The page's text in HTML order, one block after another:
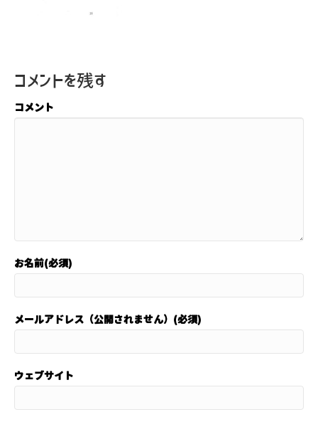
コメントを残す
コメント
お名前(必須)
メールアドレス（公開されません）(必須)
ウェブサイト